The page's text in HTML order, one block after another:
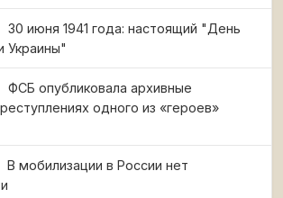
30 июня 1941 года: настоящий "День
Украины"
ФСБ опубликовала архивные
одного из «героев»
В мобилизации в России нет